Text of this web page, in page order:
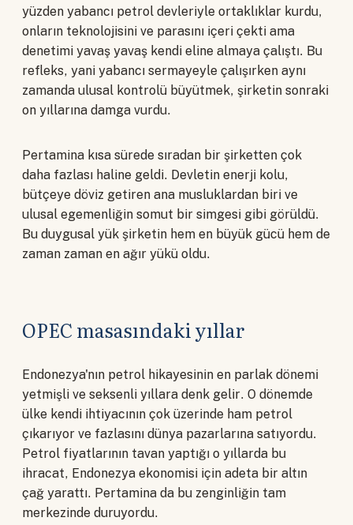
yüzden yabancı petrol devleriyle ortaklıklar kurdu,
onların teknolojisini ve parasını içeri çekti ama
denetimi yavaş yavaş kendi eline almaya çalıştı. Bu
refleks, yani yabancı sermayeyle çalışırken aynı
zamanda ulusal kontrolü büyütmek, şirketin sonraki
on yıllarına damga vurdu.
Pertamina kısa sürede sıradan bir şirketten çok
daha fazlası haline geldi. Devletin enerji kolu,
bütçeye döviz getiren ana musluklardan biri ve
ulusal egemenliğin somut bir simgesi gibi görüldü.
Bu duygusal yük şirketin hem en büyük gücü hem de
zaman zaman en ağır yükü oldu.
OPEC masasındaki yıllar
Endonezya'nın petrol hikayesinin en parlak dönemi
yetmişli ve seksenli yıllara denk gelir. O dönemde
ülke kendi ihtiyacının çok üzerinde ham petrol
çıkarıyor ve fazlasını dünya pazarlarına satıyordu.
Petrol fiyatlarının tavan yaptığı o yıllarda bu
ihracat, Endonezya ekonomisi için adeta bir altın
çağ yarattı. Pertamina da bu zenginliğin tam
merkezinde duruyordu.